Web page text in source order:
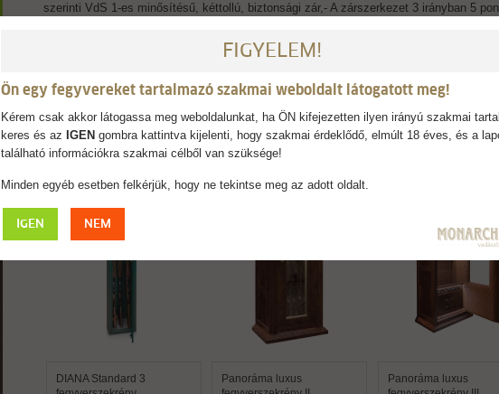
szerinti VdS 1-es minősítésű, kéttollú, biztonsági zár,- A zárszerkezet 3 irányban 5
Belső ajtózsanér, 100 fokig nyíló ajtó, - Fegyvertisztító pálca-, és irattartó az
érdekében rögzítő furatok kerültek a szekrény hátoldalára és aljára, mely
fegyverszekrényt falhoz vagy padlóhoz, - Fegyverbeállítási magasság: 1300 mm, -
AJÁNLJUK
DIANA Standard 3
Panoráma luxus
Panoráma luxus
FIGYELEM!
Ön egy fegyvereket tartalmazó szakmai weboldalt látogatott meg!
Kérem csak akkor látogassa meg weboldalunkat, ha ÖN kifejezetten ilyen irányú szakmai
keres és az IGEN gombra kattintva kijelenti, hogy szakmai érdeklődő, elmúlt 18 éves, és a
található információkra szakmai célből van szüksége!
Minden egyéb esetben felkérjük, hogy ne tekintse meg az adott oldalt.
IGEN NEM